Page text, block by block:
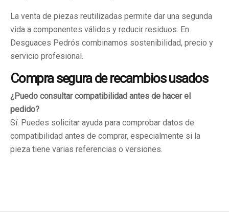
La venta de piezas reutilizadas permite dar una segunda
vida a componentes válidos y reducir residuos. En
Desguaces Pedrós combinamos sostenibilidad, precio y
servicio profesional.
Compra segura de recambios usados
¿Puedo consultar compatibilidad antes de hacer el
pedido?
Sí. Puedes solicitar ayuda para comprobar datos de
compatibilidad antes de comprar, especialmente si la
pieza tiene varias referencias o versiones.